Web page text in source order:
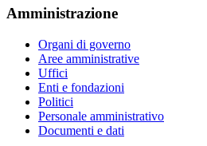
Amministrazione
Organi di governo
Aree amministrative
Uffici
Enti e fondazioni
Politici
Personale amministrativo
Documenti e dati